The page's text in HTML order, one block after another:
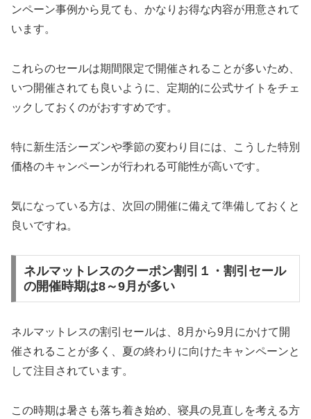
ンペーン事例から見ても、かなりお得な内容が用意されて
います。
これらのセールは期間限定で開催されることが多いため、
いつ開催されても良いように、定期的に公式サイトをチェ
ックしておくのがおすすめです。
特に新生活シーズンや季節の変わり目には、こうした特別
価格のキャンペーンが行われる可能性が高いです。
気になっている方は、次回の開催に備えて準備しておくと
良いですね。
ネルマットレスのクーポン割引１・割引セール
の開催時期は8～9月が多い
ネルマットレスの割引セールは、8月から9月にかけて開
催されることが多く、夏の終わりに向けたキャンペーンと
して注目されています。
この時期は暑さも落ち着き始め、寝具の見直しを考える方